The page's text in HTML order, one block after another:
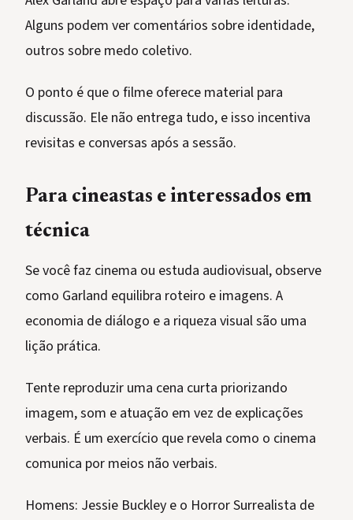
Alguns podem ver comentários sobre identidade,
outros sobre medo coletivo.
O ponto é que o filme oferece material para
discussão. Ele não entrega tudo, e isso incentiva
revisitas e conversas após a sessão.
Para cineastas e interessados em
técnica
Se você faz cinema ou estuda audiovisual, observe
como Garland equilibra roteiro e imagens. A
economia de diálogo e a riqueza visual são uma
lição prática.
Tente reproduzir uma cena curta priorizando
imagem, som e atuação em vez de explicações
verbais. É um exercício que revela como o cinema
comunica por meios não verbais.
Homens: Jessie Buckley e o Horror Surrealista de